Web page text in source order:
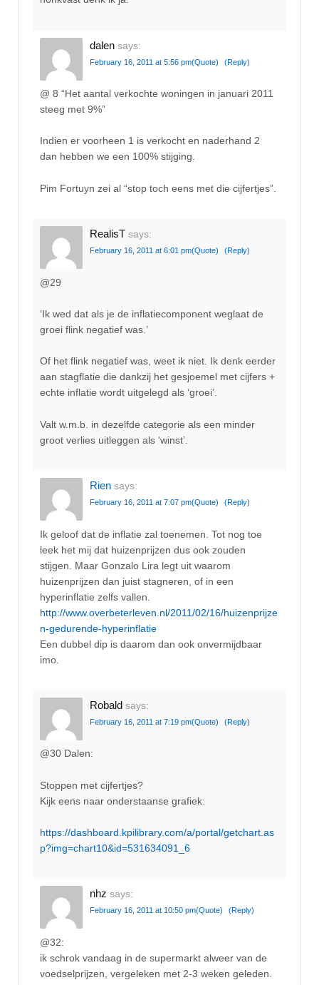
dalen says:
February 16, 2011 at 5:56 pm(Quote) (Reply)
@ 8 “Het aantal verkochte woningen in januari 2011
steeg met 9%”
Indien er voorheen 1 is verkocht en naderhand 2
dan hebben we een 100% stijging.
Pim Fortuyn zei al “stop toch eens met die cijfertjes”.
RealisT says:
February 16, 2011 at 6:01 pm(Quote) (Reply)
@29
‘Ik wed dat als je de inflatiecomponent weglaat de
groei flink negatief was.’
Of het flink negatief was, weet ik niet. Ik denk eerder
aan stagflatie die dankzij het gesjoemel met cijfers +
echte inflatie wordt uitgelegd als ‘groei’.
Valt w.m.b. in dezelfde categorie als een minder
groot verlies uitleggen als ‘winst’.
Rien says:
February 16, 2011 at 7:07 pm(Quote) (Reply)
Ik geloof dat de inflatie zal toenemen. Tot nog toe
leek het mij dat huizenprijzen dus ook zouden
stijgen. Maar Gonzalo Lira legt uit waarom
huizenprijzen dan juist stagneren, of in een
hyperinflatie zelfs vallen.
http://www.overbeterleven.nl/2011/02/16/huizenprijze
n-gedurende-hyperinflatie
Een dubbel dip is daarom dan ook onvermijdbaar
imo.
Robald says:
February 16, 2011 at 7:19 pm(Quote) (Reply)
@30 Dalen:
Stoppen met cijfertjes?
Kijk eens naar onderstaanse grafiek:
https://dashboard.kpilibrary.com/a/portal/getchart.as
p?img=chart10&id=531634091_6
nhz says:
February 16, 2011 at 10:50 pm(Quote) (Reply)
@32:
ik schrok vandaag in de supermarkt alweer van de
voedselprijzen, vergeleken met 2-3 weken geleden.